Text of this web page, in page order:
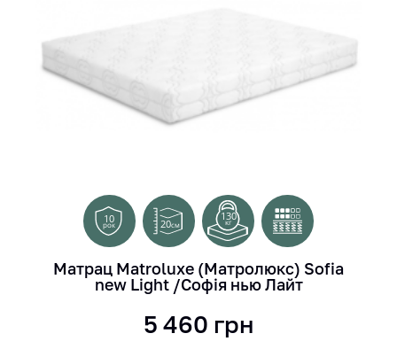
10
рок 20см
130
кг
Матрац Matroluxe (Матролюкс) Sofia
new Light /Софія нью Лайт
5 460 грн